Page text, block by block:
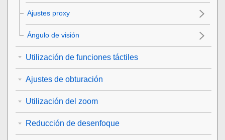
Ajustes proxy
Ángulo de visión
Utilización de funciones táctiles
Ajustes de obturación
Utilización del zoom
Reducción de desenfoque